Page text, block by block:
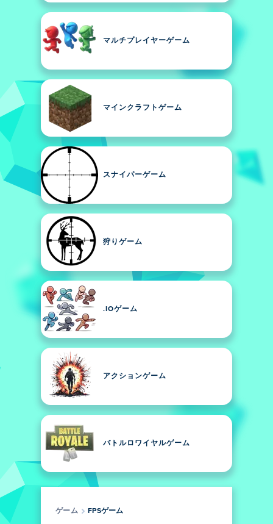
マルチプレイヤーゲーム
マインクラフトゲーム
スナイパーゲーム
狩りゲーム
.IOゲーム
アクションゲーム
バトルロワイヤルゲーム
ゲーム FPSゲーム